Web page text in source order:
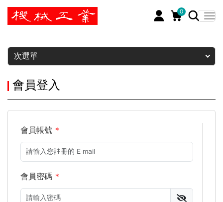
0
暫停
次選單
會員登入
會員帳號 *
會員密碼 *